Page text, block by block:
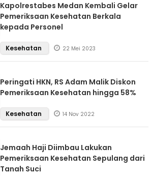
Kapolrestabes Medan Kembali Gelar
Pemeriksaan Kesehatan Berkala
kepada Personel
Kesehatan 22 Mei 2023
Peringati HKN, RS Adam Malik Diskon
Pemeriksaan Kesehatan hingga 58%
Kesehatan 14 Nov 2022
Jemaah Haji Diimbau Lakukan
Pemeriksaan Kesehatan Sepulang dari
Tanah Suci